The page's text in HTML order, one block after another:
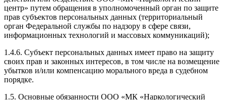
центр» путем обращения в уполномоченный орган по защите
прав субъектов персональных данных (территориальный
орган Федеральной службы по надзору в сфере связи,
информационных технологий и массовых коммуникаций);
1.4.6. Субъект персональных данных имеет право на защиту
своих прав и законных интересов, в том числе на возмещение
убытков и/или компенсацию морального вреда в судебном
порядке.
1.5. Основные обязанности ООО «МК «Наркологический